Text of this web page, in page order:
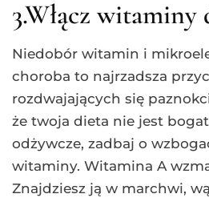
3.Włącz
Niedobór witamin i
choroba to najrzadsza
rozdwajających się
że twoja dieta nie jest
odżywcze, zadbaj o
witaminy. Witamina A
Znajdziesz ją w marchwi,